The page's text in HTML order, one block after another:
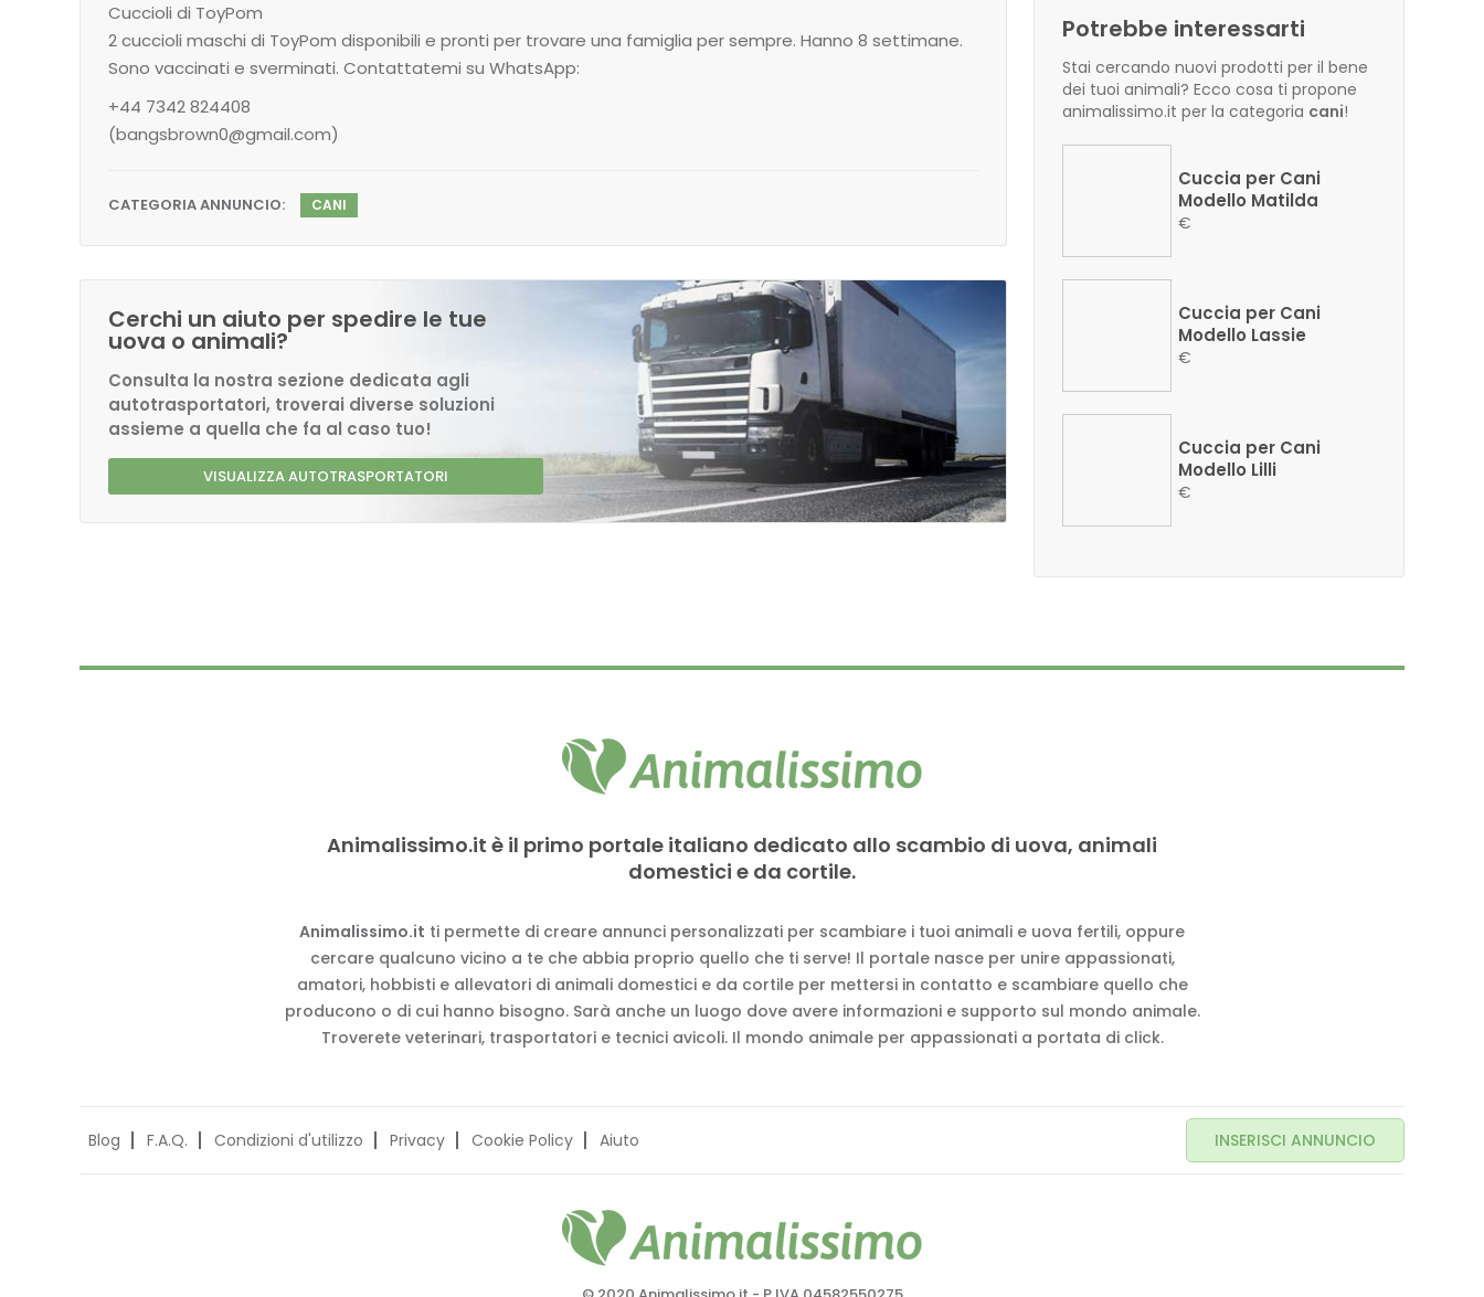
Cuccioli di ToyPom
2 cuccioli maschi di ToyPom disponibili e pronti per trovare una famiglia per sempre. Hanno 8 settimane.
Sono vaccinati e sverminati. Contattatemi su WhatsApp:
+44 7342 824408
(bangsbrown0@gmail.com)
CATEGORIA ANNUNCIO: CANI
Cerchi un aiuto per spedire le tue
uova o animali?
Consulta la nostra sezione dedicata agli
autotrasportatori, troverai diverse soluzioni
assieme a quella che fa al caso tuo!
VISUALIZZA AUTOTRASPORTATORI
Potrebbe interessarti
Stai cercando nuovi prodotti per il bene
dei tuoi animali? Ecco cosa ti propone
animalissimo.it per la categoria cani!
Cuccia per Cani
Modello Matilda
€
Cuccia per Cani
Modello Lassie
€
Cuccia per Cani
Modello Lilli
€
Animalissimo.it è il primo portale italiano dedicato allo scambio di uova, animali
domestici e da cortile.
Animalissimo.it ti permette di creare annunci personalizzati per scambiare i tuoi animali e uova fertili, oppure
cercare qualcuno vicino a te che abbia proprio quello che ti serve! Il portale nasce per unire appassionati,
amatori, hobbisti e allevatori di animali domestici e da cortile per mettersi in contatto e scambiare quello che
producono o di cui hanno bisogno. Sarà anche un luogo dove avere informazioni e supporto sul mondo animale.
Troverete veterinari, trasportatori e tecnici avicoli. Il mondo animale per appassionati a portata di click.
Blog F.A.Q. Condizioni d'utilizzo Privacy Cookie Policy Aiuto INSERISCI ANNUNCIO